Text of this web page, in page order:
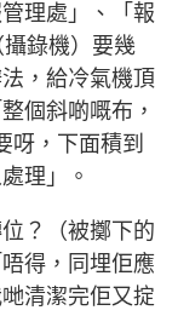
理處」、「報
錄機）要幾
，給冷氣機頂
個斜啲嘅布，
呀，下面積到
理」。
？（被擲下的
得，同埋佢應
清潔完佢又掟